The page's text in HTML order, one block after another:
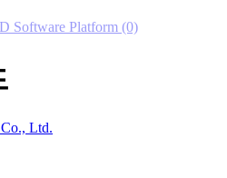
Software Platform (0)